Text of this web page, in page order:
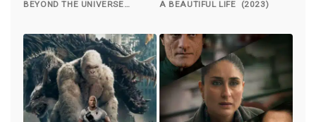
BEYOND THE UNIVERSE
A BEAUTIFUL LIFE (2023)